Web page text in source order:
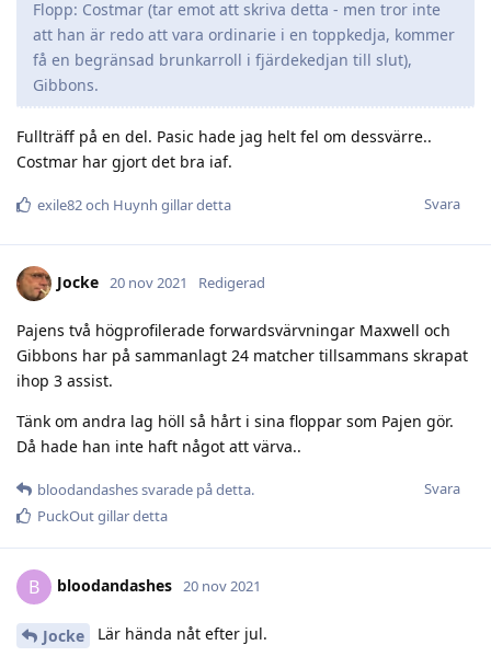
Flopp: Costmar (tar emot att skriva detta - men tror inte
att han är redo att vara ordinarie i en toppkedja, kommer
få en begränsad brunkarroll i fjärdekedjan till slut),
Gibbons.
Fullträff på en del. Pasic hade jag helt fel om dessvärre..
Costmar har gjort det bra iaf.
Svara
exile82och Huynh gillar detta
Jocke 20 nov 2021 Redigerad
Pajens två högprofilerade forwardsvärvningar Maxwell och
Gibbons har på sammanlagt 24 matcher tillsammans skrapat
ihop 3 assist.
Tänk om andra lag höll så hårt i sina floppar som Pajen gör.
Då hade han inte haft något att värva..
Svara
bloodandashessvarade på detta.
PuckOutgillar detta
B bloodandashes 20 nov 2021
Jocke Lär hända nåt efter jul.